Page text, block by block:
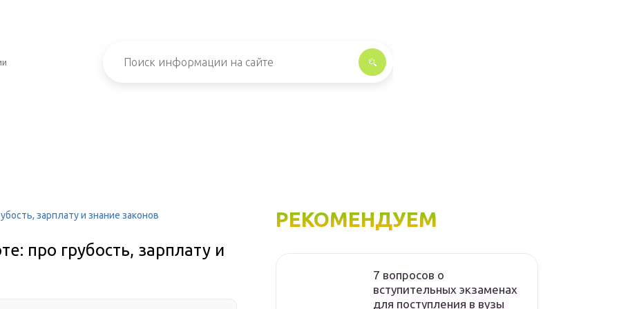
зарплату и знание законов
про грубость, зарплату и
РЕКОМЕНДУЕМ
7 вопросов о
вступительных экзаменах
для поступления в вузы